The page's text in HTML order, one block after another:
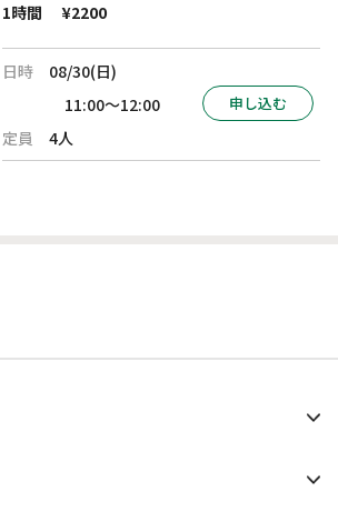
1時間 ¥2200
日時
08/30(日)
11:00～12:00
定員
4人
申し込む